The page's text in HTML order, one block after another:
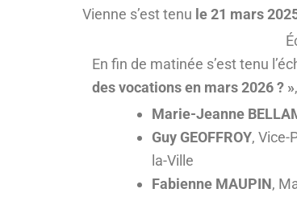
Vienne s’est tenu le 21 mars
En fin de matinée s’est tenu
des vocations en mars 2026 ? »
Marie-Jeanne
Guy GEOFFROY, Vice-
la-Ville
Fabienne MAUPIN,